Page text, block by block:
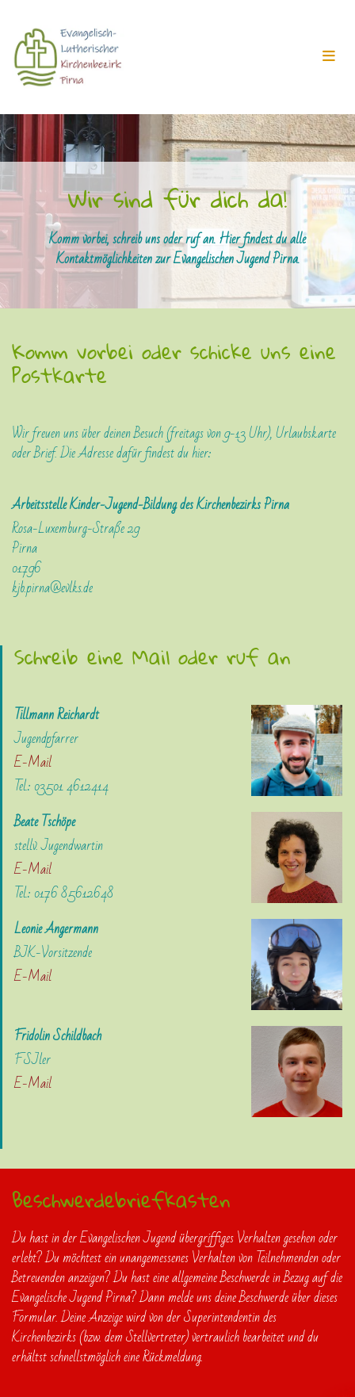
Wir sind für dich da!
Komm vorbei, schreib uns oder ruf an. Hier findest du alle
Kontaktmöglichkeiten zur Evangelischen Jugend Pirna.
Komm vorbei oder schicke uns eine
Postkarte
Wir freuen uns über deinen Besuch (freitags von 9-13 Uhr), Urlaubskarte
oder Brief. Die Adresse dafür findest du hier:
Arbeitsstelle Kinder-Jugend-Bildung des Kirchenbezirks Pirna
Rosa-Luxemburg-Straße 29
Pirna
01796
kjb.pirna@evlks.de
Schreib eine Mail oder ruf an
Tillmann Reichardt
Jugendpfarrer
E-Mail
Tel.: 03501 4612414
Beate Tschöpe
stellv. Jugendwartin
E-Mail
Tel.: 0176 85612648
Leonie Angermann
BJK-Vorsitzende
E-Mail
Fridolin Schildbach
FSJler
E-Mail
Beschwerdebriefkasten
Du hast in der Evangelischen Jugend übergriffiges Verhalten gesehen oder
erlebt? Du möchtest ein unangemessenes Verhalten von Teilnehmenden oder
Betreuenden anzeigen? Du hast eine allgemeine Beschwerde in Bezug auf die
Evangelische Jugend Pirna? Dann melde uns deine Beschwerde über dieses
Formular. Deine Anzeige wird von der Superintendentin des
Kirchenbezirks (bzw. dem Stellvertreter) vertraulich bearbeitet und du
erhältst schnellstmöglich eine Rückmeldung.